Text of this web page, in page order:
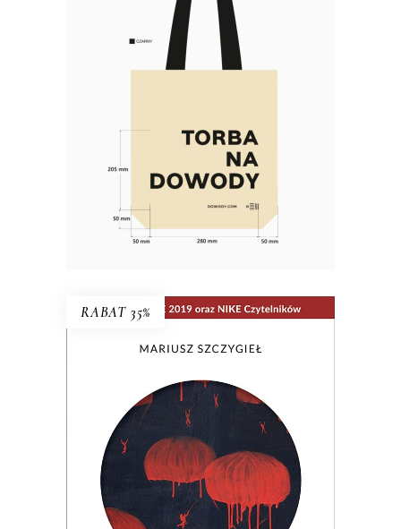
Torba bawełniana DOWODY
Materiał: bawełna 100% Gramatura:
280g/m2 Wymiary: 38×40 cm (dno o
szerokość 5 cm Nadruk: czarny
RABAT 35%
NIE MA
Wielogłosowa rozprawa reporterska o
kondycji człowieka i największym
problemie cywilizacji: utracie, braku,
nieobecności. Nad książką unosi się rada
Hanny Krall: „Wszystko musi mieć swoją
formę, swój rytm, panie Mariuszu.